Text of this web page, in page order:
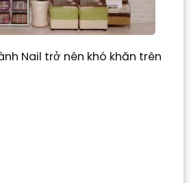
Nail trở nên khó khăn trên